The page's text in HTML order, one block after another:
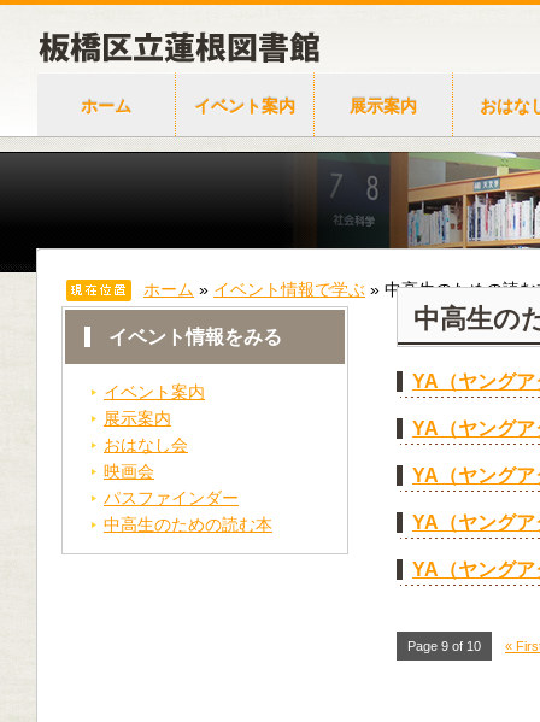
ホーム イベント案内 展示案内 おはな
ホーム » イベント情報で学ぶ » 中高生のための読む
イベント情報をみる
イベント案内
展示案内
おはなし会
映画会
パスファインダー
中高生のための読む本
中高生の
YA（ヤング
YA（ヤング
YA（ヤング
YA（ヤング
YA（ヤング
Page 9 of 10 «